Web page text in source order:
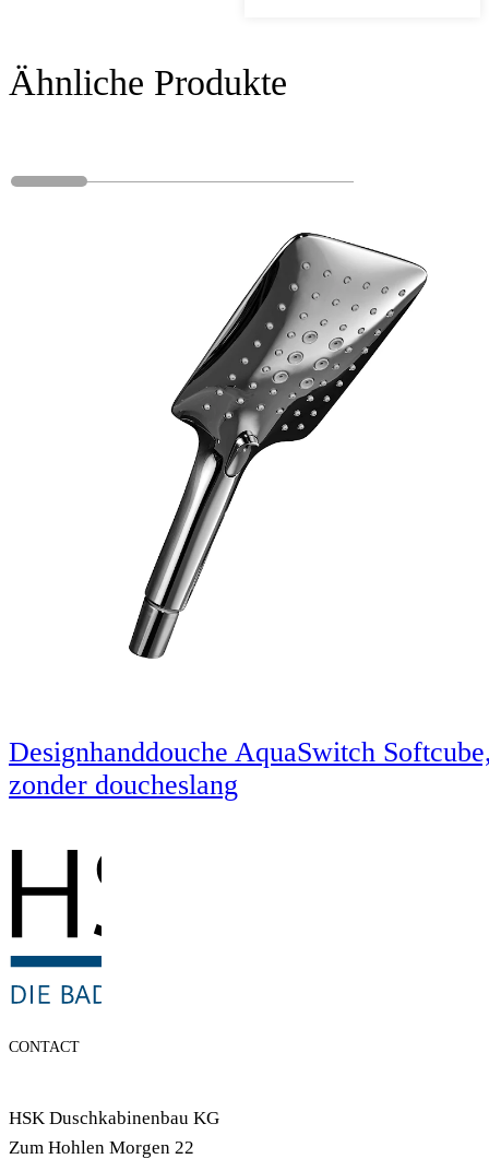
Ähnliche Produkte
Designhanddouche AquaSwitch
zonder doucheslang
CONTACT
HSK Duschkabinenbau KG
Zum Hohlen Morgen 22